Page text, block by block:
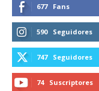
677 Fans
590 Seguidores
747 Seguidores
74 Suscriptores